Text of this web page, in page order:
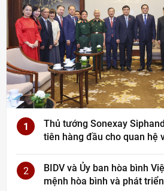
1
Thủ tướng Sonexay
tiên hàng đầu cho quan hệ
2
BIDV và Ủy ban hòa bình
mệnh hòa bình và phát